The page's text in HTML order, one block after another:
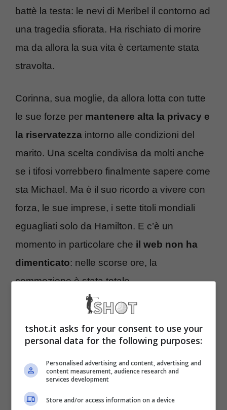
battè la testa: le nevi di Meribel il contorno ad
una tragedia sfiorata. Ha rischiato di morire
ma da allora la sua vita è certamente stata
stravolta.
Corinna, sua moglie, da allora lotta con tutte
le sue forze per mantenere alta la privacy e
la riservatezza intorno alle condizioni del
marito. Una scelta condivisa da molti anche
se i tifosi vorrebbero finalmente sapere come
sta Michael. Ma è il suo ricordo a vivere con
forza, le sue imprese, i sette titoli mondiali
eguagliati solo da Hamilton. E c’è un
momento in particolare che il web non ha
dimenticato: nelle scorse ore, la
commozione è stata totale.
Schumacher, commozione
totale: lo scatto è da brividi
Il GP di Imola è finito in referto con la sofferta
circuito è riuscito ad eguagliare, con tre
tshot.it asks for your consent to use your
personal data for the following purposes:
Personalised advertising and content, advertising and
content measurement, audience research and
services development
Store and/or access information on a device